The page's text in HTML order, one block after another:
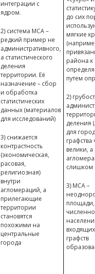
интеграции с
ядром.
2) система MCA –
редкий пример не
административного,
а статистического
деления
территории. Её
назначение – сбор
и обработка
статистических
данных (материалов
для исследований)
3) снижается
контрастность
(экономическая,
расовая,
религиозная)
внутри
агломераций, а
прилегающие
территории
становятся
похожими на
центральные
города
до сих
мягкие
района к
путем
2)
деления
для
графства
велики, а
слишком
3) MCA –
площади,
графств